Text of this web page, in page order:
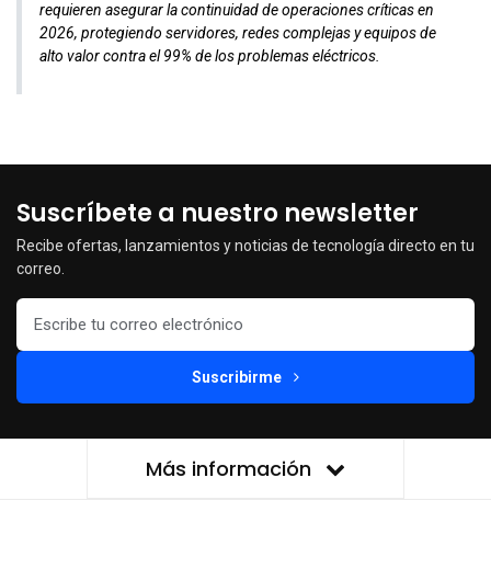
requieren asegurar la continuidad de operaciones críticas en
2026, protegiendo servidores, redes complejas y equipos de
alto valor contra el 99% de los problemas eléctricos.
Suscríbete a nuestro newsletter
Recibe ofertas, lanzamientos y noticias de tecnología directo en tu
correo.
Suscribirme
Más información